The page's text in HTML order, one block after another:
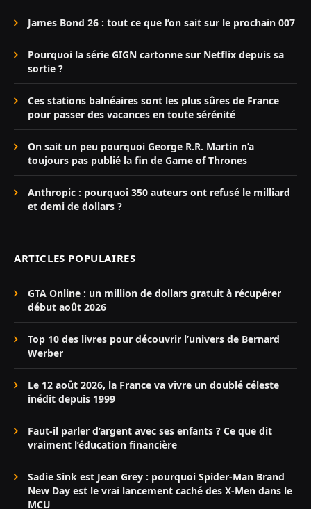
James Bond 26 : tout ce que l’on sait sur le prochain 007
Pourquoi la série GIGN cartonne sur Netflix depuis sa
sortie ?
Ces stations balnéaires sont les plus sûres de France
pour passer des vacances en toute sérénité
On sait un peu pourquoi George R.R. Martin n’a
toujours pas publié la fin de Game of Thrones
Anthropic : pourquoi 350 auteurs ont refusé le milliard
et demi de dollars ?
ARTICLES POPULAIRES
GTA Online : un million de dollars gratuit à récupérer
début août 2026
Top 10 des livres pour découvrir l’univers de Bernard
Werber
Le 12 août 2026, la France va vivre un doublé céleste
inédit depuis 1999
Faut-il parler d’argent avec ses enfants ? Ce que dit
vraiment l’éducation financière
Sadie Sink est Jean Grey : pourquoi Spider-Man Brand
New Day est le vrai lancement caché des X-Men dans le
MCU